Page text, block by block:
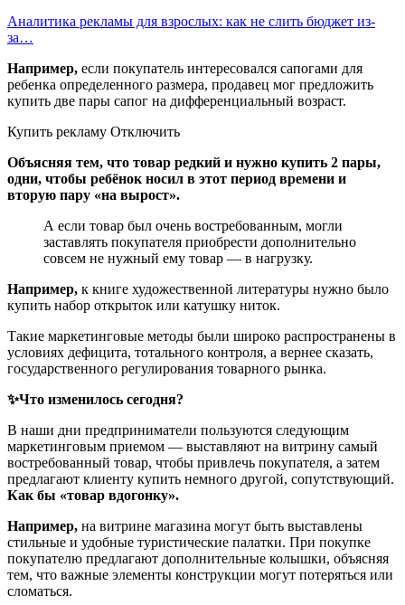
Аналитика рекламы для взрослых: как не слить бюджет из-
за…
Например, если покупатель интересовался сапогами для
ребенка определенного размера, продавец мог предложить
купить две пары сапог на дифференциальный возраст.
Купить рекламу Отключить
Объясняя тем, что товар редкий и нужно купить 2 пары,
одни, чтобы ребёнок носил в этот период времени и
вторую пару «на вырост».
А если товар был очень востребованным, могли
заставлять покупателя приобрести дополнительно
совсем не нужный ему товар — в нагрузку.
Например, к книге художественной литературы нужно было
купить набор открыток или катушку ниток.
Такие маркетинговые методы были широко распространены в
условиях дефицита, тотального контроля, а вернее сказать,
государственного регулирования товарного рынка.
✨Что изменилось сегодня?
В наши дни предприниматели пользуются следующим
маркетинговым приемом — выставляют на витрину самый
востребованный товар, чтобы привлечь покупателя, а затем
предлагают клиенту купить немного другой, сопутствующий.
Как бы «товар вдогонку».
Например, на витрине магазина могут быть выставлены
стильные и удобные туристические палатки. При покупке
покупателю предлагают дополнительные колышки, объясняя
тем, что важные элементы конструкции могут потеряться или
сломаться.